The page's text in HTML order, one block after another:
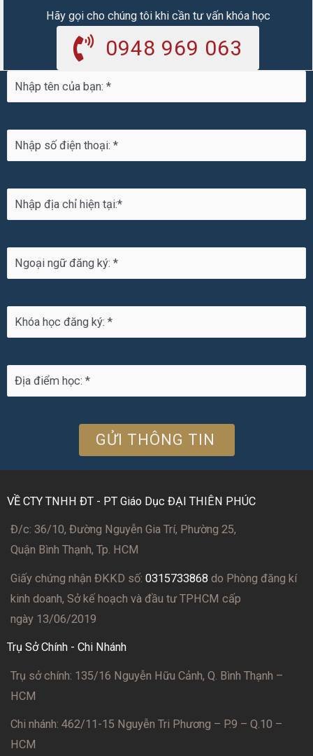
Hãy gọi cho chúng tôi khi cần tư vấn khóa học
0948 969 063
VỀ CTY TNHH ĐT - PT Giáo Dục ĐẠI THIÊN PHÚC
Đ/c: 36/10, Đường Nguyễn Gia Trí, Phường 25,
Quận Bình Thạnh, Tp. HCM
Giấy chứng nhận ĐKKD số: 0315733868 do Phòng đăng kí
kinh doanh, Sở kế hoạch và đầu tư TPHCM cấp
ngày 13/06/2019
Trụ Sở Chính - Chi Nhánh
Trụ sở chính: 135/16 Nguyễn Hữu Cảnh, Q. Bình Thạnh –
HCM
Chi nhánh: 462/11-15 Nguyễn Tri Phương – P.9 – Q.10 –
HCM